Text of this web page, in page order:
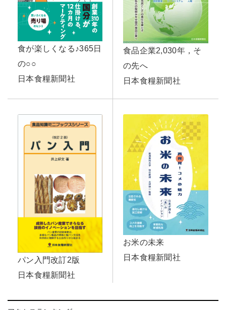
食が楽しくなる♪365日
の○○
日本食糧新聞社
食品企業2,030年，そ
の先へ
日本食糧新聞社
パン入門改訂2版
日本食糧新聞社
お米の未来
日本食糧新聞社